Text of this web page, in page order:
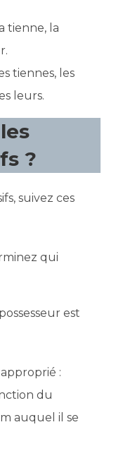
tienne, la
tiennes, les
leurs.
?
suivez ces
qui
est
:
du
auquel il se